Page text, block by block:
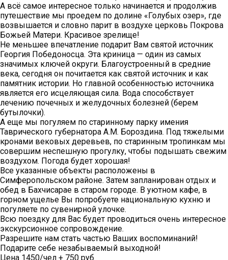
А всё самое интересное только начинается и продолжив
путешествие мы проедем по долине «Голубых озер», где
возвышается и словно парит в воздухе церковь Покрова
Божьей Матери. Красивое зрелище!
Не меньшее впечатление подарит Вам святой источник
Георгия Победоносца. Эта криница — один из самых
значимых ключей округи. Благоустроенный в средние
века, сегодня он почитается как святой источник и как
памятник истории. Но главной особенностью источника
является его исцеляющая сила. Вода способствует
лечению почечных и желудочных болезней (берем
бутылочки).
А еще мы погуляем по старинному парку имения
Таврического губернатора А.М. Бороздина. Под тяжелыми
кронами вековых деревьев, по старинным тропинкам мы
совершим неспешную прогулку, чтобы подышать свежим
воздухом. Погода будет хорошая!
Все указанные объекты расположены в
Симферопольском районе. Затем запланирован отдых и
обед в Бахчисарае в старом городе. В уютном кафе, в
горном ущелье Вы попробуете национальную кухню и
погуляете по сувенирной улочке.
Всю поездку для Вас будет проводиться очень интересное
экскурсионное сопровождение.
Разрешите нам стать частью Ваших воспоминаний!
Подарите себе незабываемый выходной!
Цена 1450/чел + 750 руб